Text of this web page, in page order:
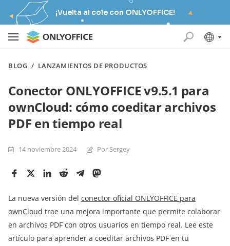
¡Vuelta al cole con ONLYOFFICE!
BLOG / LANZAMIENTOS DE PRODUCTOS
Conector ONLYOFFICE v9.5.1 para
ownCloud: cómo coeditar archivos
PDF en tiempo real
14 noviembre 2024 Por Sergey
La nueva versión del conector oficial ONLYOFFICE para
ownCloud trae una mejora importante que permite colaborar
en archivos PDF con otros usuarios en tiempo real. Lee este
artículo para aprender a coeditar archivos PDF en tu